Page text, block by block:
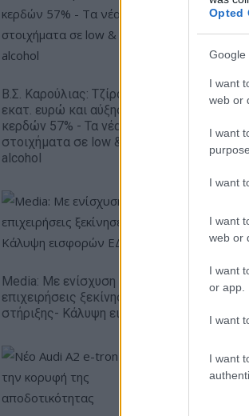
Opted
Google
I want
web or
I want
I want
I want
web or
I want
or app.
I want
I want
Β.Σ. Καρούλιας: Τζίρος 98,7
εκατ. ευρώ και αύξηση
κερδών 57% - Τα νέα
στοιχήματα σε low & non
alcohol
–
Media: Με ενίσχυση 8 εκατ. ευρώ σε 451
επιχειρήσεις ξεκίνησε το πρόγραμμα
στήριξης- Κάλυψη εισφορών ΕΔΟΕΑΠ